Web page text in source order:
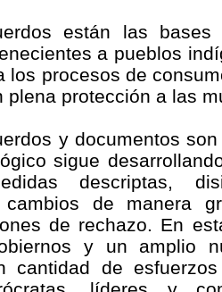
están las bases
a pueblos
los procesos de
plena protección a las
y documentos
sigue
descriptas,
cambios de manera
de rechazo. En
y un amplio
cantidad de